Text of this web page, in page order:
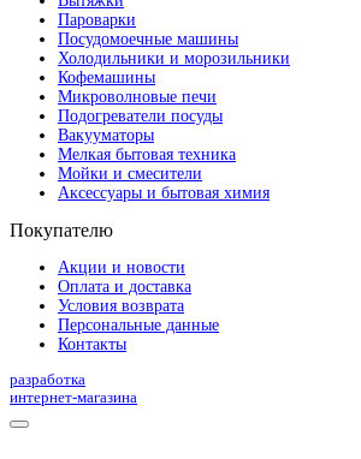
Пароварки
Посудомоечные машины
Холодильники и морозильники
Кофемашины
Микроволновые печи
Подогреватели посуды
Вакууматоры
Мелкая бытовая техника
Мойки и смесители
Аксессуары и бытовая химия
Покупателю
Акции и новости
Оплата и доставка
Условия возврата
Персональные данные
Контакты
разработка
интернет-магазина